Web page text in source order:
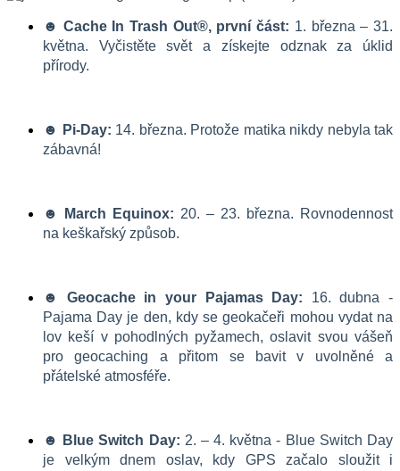
☻ Cache In Trash Out®, první část: 1. března – 31.
května. Vyčistěte svět a získejte odznak za úklid
přírody.
☻ Pi-Day: 14. března. Protože matika nikdy nebyla tak
zábavná!
☻ March Equinox: 20. – 23. března. Rovnodennost
na keškařský způsob.
☻ Geocache in your Pajamas Day: 16. dubna -
Pajama Day je den, kdy se geokačeři mohou vydat na
lov keší v pohodlných pyžamech, oslavit svou vášeň
pro geocaching a přitom se bavit v uvolněné a
přátelské atmosféře.
☻ Blue Switch Day: 2. – 4. května - Blue Switch Day
je velkým dnem oslav, kdy GPS začalo sloužit i